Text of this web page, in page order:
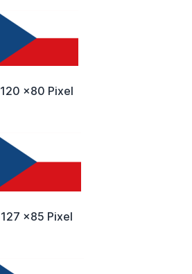
120 x80 Pixel
127 x85 Pixel